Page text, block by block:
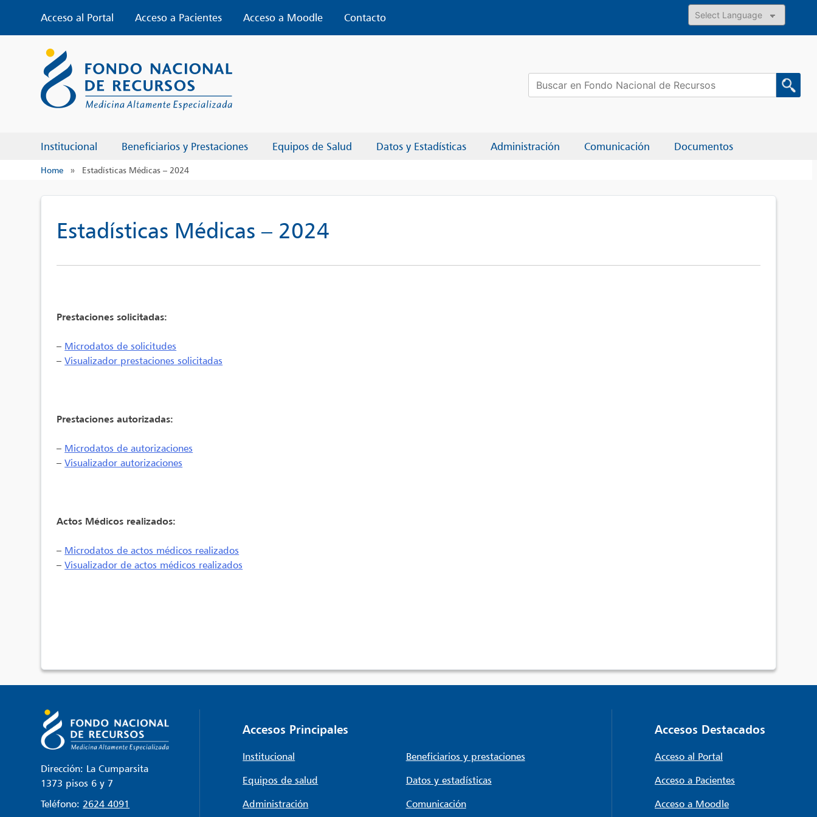
content
Acceso al Portal Acceso a Pacientes Acceso a Moodle
Contacto
Powered by
Institucional Beneficiarios y Prestaciones Equipos de Salud Datos y Estadísticas Administración Comunicación Documentos
Buscar:
Home » Estadísticas Médicas – 2024
Estadísticas Médicas – 2024
Prestaciones solicitadas:
– Microdatos de solicitudes
–Visualizador prestaciones solicitadas
Prestaciones autorizadas:
– Microdatos de autorizaciones
–Visualizador autorizaciones
Actos Médicos realizados:
– Microdatos de actos médicos realizados
–Visualizador de actos médicos realizados
Dirección: La Cumparsita
1373 pisos 6 y 7
Teléfono: 2624 4091
Accesos Principales
Institucional
Beneficiarios y prestaciones
Equipos de salud
Datos y estadísticas
Administración
Comunicación
Accesos Destacados
Acceso al Portal
Acceso a Pacientes
Acceso a Moodle